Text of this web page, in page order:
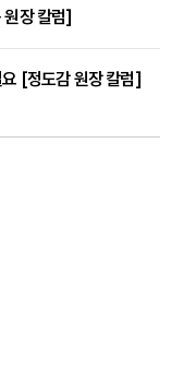
원장 칼럼]
요 [정도감 원장 칼럼]